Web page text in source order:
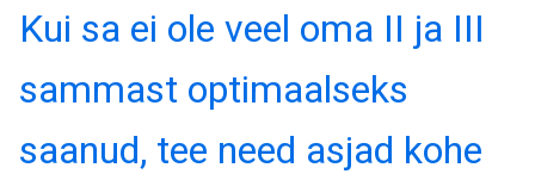
Kui sa ei ole veel oma II ja III
sammast optimaalseks
saanud, tee need asjad kohe